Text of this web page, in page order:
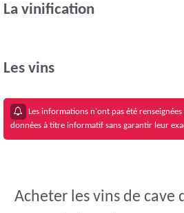
La vinification
Les vins
Les informations n'ont pas été
données à titre informatif sans garantir leur
Acheter les vins de cave